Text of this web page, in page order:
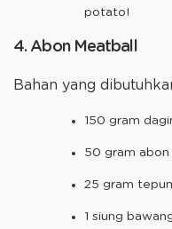
potato!
4. Abon Meatball
Bahan yang
150 gram
50 gram abon
25 gram
1 siung